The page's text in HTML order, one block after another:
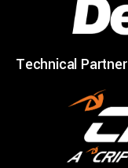
Technical Partner